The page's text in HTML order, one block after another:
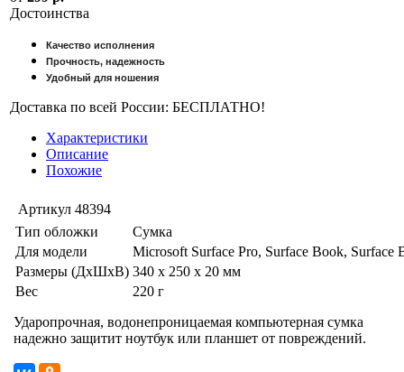
Достоинства
Качество исполнения
Прочность, надежность
Удобный для ношения
Доставка по всей России: БЕСПЛАТНО!
Характеристики
Описание
Похожие
Артикул 48394
Тип обложки
Сумка
Для модели
Microsoft Surface Pro, Surface Book,
Размеры (ДхШхВ) 340 x 250 x 20 мм
Вес
220 г
Ударопрочная, водонепроницаемая компьютерная сумка
надежно защитит ноутбук или планшет от повреждений.